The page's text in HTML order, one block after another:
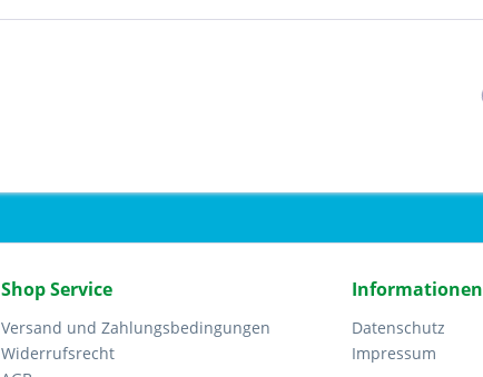
Shop Service
Versand und Zahlungsbedingungen
Widerrufsrecht
Informationen
Datenschutz
Impressum